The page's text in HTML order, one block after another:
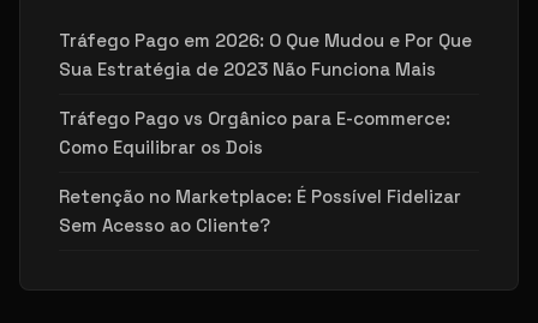
Tráfego Pago em 2026: O Que Mudou e Por Que
Sua Estratégia de 2023 Não Funciona Mais
Tráfego Pago vs Orgânico para E-commerce:
Como Equilibrar os Dois
Retenção no Marketplace: É Possível Fidelizar
Sem Acesso ao Cliente?